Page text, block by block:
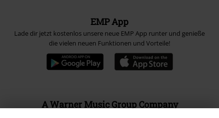
EMP App
Lade dir jetzt kostenlos unsere neue EMP App runter und genieße
die vielen neuen Funktionen und Vorteile!
A Warner Music Group Company